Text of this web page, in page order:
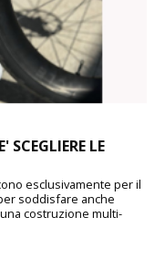
SCEGLIERE LE
esclusivamente per il
soddisfare anche
costruzione multi-